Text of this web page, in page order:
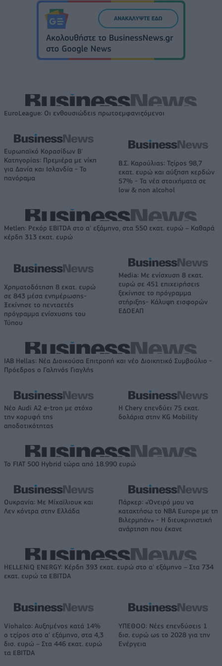
EuroLeague: Οι ενθουσιώδεις πρωτοεμφανιζόμενοι
Ευρωπαϊκό Κορασίδων Β'
Κατηγορίας: Πρεμιέρα με νίκη
για Δανία και Ισλανδία - Το
πανόραμα
Β.Σ. Καρούλιας: Τζίρος 98,7
εκατ. ευρώ και αύξηση κερδών
57% - Τα νέα στοιχήματα σε
low & non alcohol
Metlen: Ρεκόρ EBITDA στο α' εξάμηνο, στα 550 εκατ. ευρώ – Καθαρά
κέρδη 313 εκατ. ευρώ
Χρηματοδότηση 8 εκατ. ευρώ
σε 843 μέσα ενημέρωσης-
Ξεκίνησε το πενταετές
πρόγραμμα ενίσχυσης του
Τύπου
Media: Με ενίσχυση 8 εκατ.
ευρώ σε 451 επιχειρήσεις
ξεκίνησε το πρόγραμμα
στήριξης- Κάλυψη εισφορών
ΕΔΟΕΑΠ
IAB Hellas: Νέα Διοικούσα Επιτροπή και νέο Διοικητικό Συμβούλιο -
Πρόεδρος ο Γαληνός Γιαγλής
Νέο Audi A2 e-tron με στόχο
την κορυφή της
αποδοτικότητας
Η Chery επενδύει 75 εκατ.
δολάρια στην KG Mobility
Το FIAT 500 Hybrid τώρα από 18.990 ευρώ
Ουκρανία: Με Μίχαϊλιουκ και
Λεν κόντρα στην Ελλάδα
Πάρκερ: «Όνειρό μου να
κατακτήσω το ΝΒΑ Europe με τη
Βιλερμπάν» - Η διευκρινιστική
ανάρτηση που έκανε
HELLENiQ ENERGY: Κέρδη 393 εκατ. ευρώ στο α' εξάμηνο – Στα 734
εκατ. ευρώ τα EBITDA
Viohalco: Αυξημένος κατά 14%
ο τζίρος στο α' εξάμηνο, στα 4,3
δισ. ευρώ – Στα 446 εκατ. ευρώ
τα EBITDA
ΥΠΕΘΟΟ: Νέες επενδύσεις 1
δισ. ευρώ ως το 2028 για την
Ενέργεια